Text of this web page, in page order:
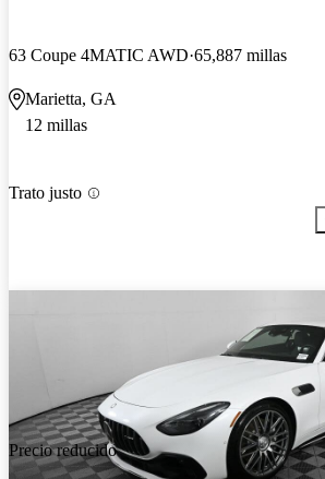
63 Coupe 4MATIC AWD 65,887 millas
Marietta, GA
12 millas
Trato justo
Precio reducido